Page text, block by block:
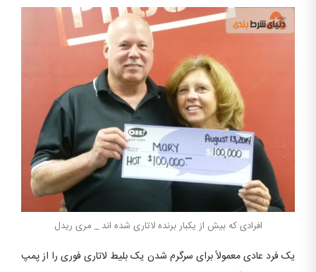
افرادی که بیش از یکبار برنده لاتاری شده اند _ مری ریدل
یک فرد عادی معمولاً برای سرگرم شدن یک بلیط لاتاری فوری را از پمپ